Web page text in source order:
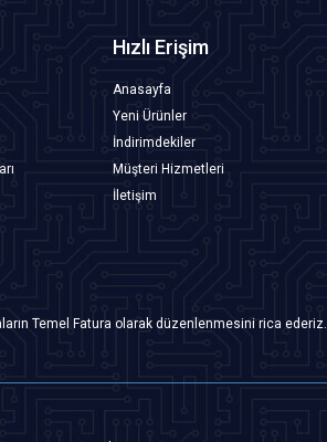
Hızlı Erişim
Anasayfa
Yeni Ürünler
İndirimdekiler
Müşteri Hizmetleri
İletişim
Temel Fatura olarak düzenlenmesini rica ederiz.